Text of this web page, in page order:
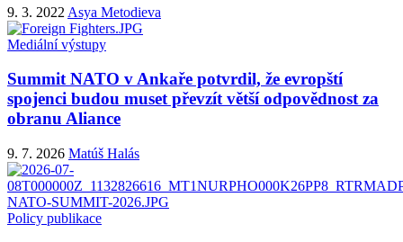
9. 3. 2022 Asya Metodieva
Mediální výstupy
Summit NATO v Ankaře potvrdil, že evropští
spojenci budou muset převzít větší odpovědnost za
obranu Aliance
9. 7. 2026 Matúš Halás
Policy publikace